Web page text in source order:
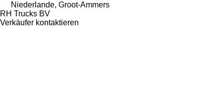
Niederlande, Groot-Ammers
RH Trucks BV
Verkäufer kontaktieren